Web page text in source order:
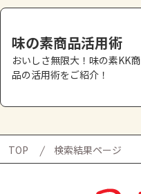
味の素商品活用術
おいしさ無限大！味の素KK商
品の活用術をご紹介！
TOP 検索結果ページ